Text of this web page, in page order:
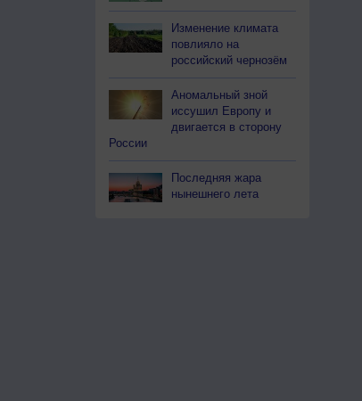
Изменение климата
повлияло на
российский чернозём
Аномальный зной
иссушил Европу и
двигается в сторону
России
Последняя жара
нынешнего лета